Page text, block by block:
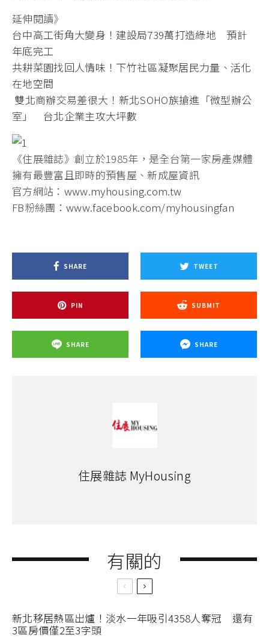
延伸閱讀》
台中高工街角大變身！建設局739萬打造綠地 預計
年底完工
共耕菜園找回人情味！下竹社區凝聚居民力量、活化
在地空間
雙北商辦交易差很大！新北SOHO族搶進「微型辦公
室」 台北企業主攻大坪數
《住展雜誌》創立於1985年，是全台第一家房產媒體
擁有最豐富且即時的預售屋、新成屋資訊
官方網站： www.myhousing.com.tw
FB粉絲團：www.facebook.com/myhousingfan
SHARE TWEET
PIN SUBMIT
SHARE SHARE
住展雜誌 MyHousing
有關的
新北移居熱區出爐！淡水一年吸引4358人奪冠 還有
3區房價僅2至3字頭